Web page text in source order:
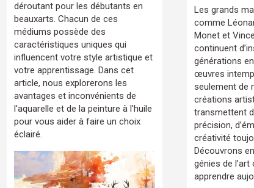
déroutant pour les débutants en
beauxarts. Chacun de ces
médiums possède des
caractéristiques uniques qui
influencent votre style artistique et
votre apprentissage. Dans cet
article, nous explorerons les
avantages et inconvénients de
l'aquarelle et de la peinture à l'huile
pour vous aider à faire un choix
éclairé.
Les grands
comme
Monet et
continuent
générations
œuvres
seulement de
créations
transmettent
précision,
créativité
Découvrons
génies de
apprendre